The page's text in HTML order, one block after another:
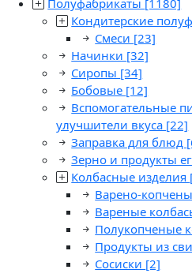
Полуфабрикаты [1180]
Кондитерские
Смеси [23]
Начинки [32]
Сиропы [34]
Бобовые [12]
Вспомогательные
улучшители вкуса [22]
Заправка для блюд
Зерно и продукты
Колбасные изделия
Варено-
Вареные
Полукопченые
Продукты из
Сосиски [2]